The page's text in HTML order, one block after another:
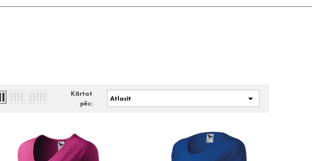
Kārtot
pēc:
Atlasīt 